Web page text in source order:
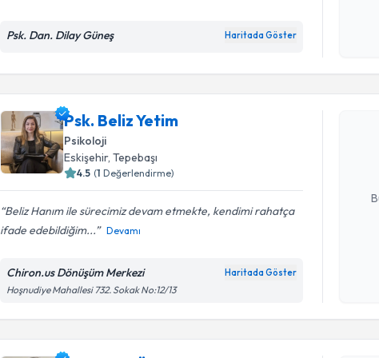
Psk. Dan. Dilay Güneş Haritada Göster
Psk. Beliz Yetim
Psikoloji
Eskişehir, Tepebaşı
4.5 (1 Değerlendirme)
Beliz Hanım ile sürecimiz devam etmekte, kendimi rahatça
ifade edebildiğim...
Devamı
Chiron.us Dönüşüm Merkezi Haritada Göster
Hoşnudiye Mahallesi 732. Sokak No:12/13
Randevu
Psk. Beliz
Randevu